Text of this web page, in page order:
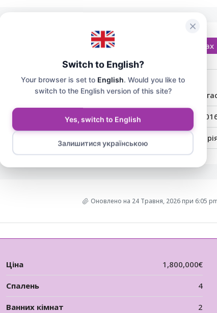
Відкрити на Google Картах
Країна:
Оновлено на 24 Травня, 2026 при 6:05
Ціна 1,800,000€
Спалень 4
Ванних кімнат 2
Switch to English?
Your browser is set to English. Would you like to
switch to the English version of this site?
Yes, switch to English
Залишитися українською